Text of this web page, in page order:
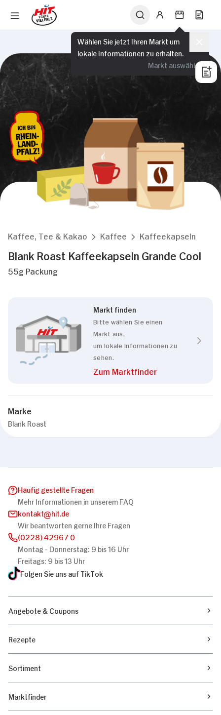
Wählen Sie jetzt Ihren Markt um
lokale Informationen zu erhalten.
Markt auswählen
Kaffee, Tee & Kakao Kaffee Kaffeekapseln
Blank Roast Kaffeekapseln Grande Cool
55g Packung
Markt finden
Bitte wählen Sie einen
Markt aus,
um lokale Informationen zu
sehen.
Zum Marktfinder
Marke
Blank Roast
Häufig gestellte Fragen
Mehr Informationen in unserem FAQ
kontakt
hit.de
Wir beantworten gerne Ihre Fragen
(0228) 42967 0
Montag - Donnerstag: 9 bis 16 Uhr
Freitags: 9 bis 13 Uhr
Folgen Sie uns auf TikTok
Angebote & Coupons
Rezepte
Sortiment
Marktfinder